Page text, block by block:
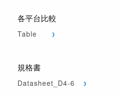
各平台比較
Table
規格書
Datasheet_D4-6